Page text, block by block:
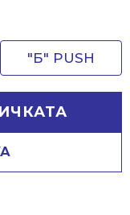
"Б" PUSH